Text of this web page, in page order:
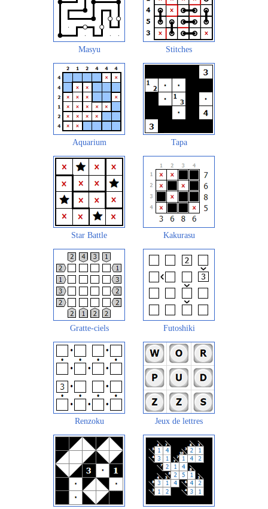
Masyu Stitches
Aquarium Tapa
Star Battle Kakurasu
Gratte-ciels Futoshiki
Renzoku Jeux de lettres